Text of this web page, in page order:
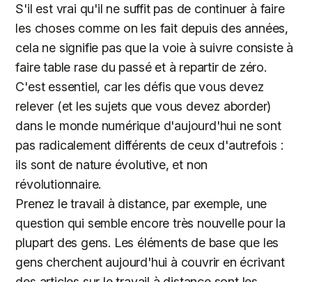
S'il est vrai qu'il ne suffit pas de continuer à faire
les choses comme on les fait depuis des années,
cela ne signifie pas que la voie à suivre consiste à
faire table rase du passé et à repartir de zéro.
C'est essentiel, car les défis que vous devez
relever (et les sujets que vous devez aborder)
dans le monde numérique d'aujourd'hui ne sont
pas radicalement différents de ceux d'autrefois :
ils sont de nature évolutive, et non
révolutionnaire.
Prenez le travail à distance, par exemple, une
question qui semble encore très nouvelle pour la
plupart des gens. Les éléments de base que les
gens cherchent aujourd'hui à couvrir en écrivant